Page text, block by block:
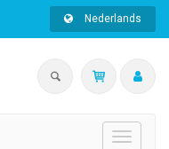
Nederlands
Toggle